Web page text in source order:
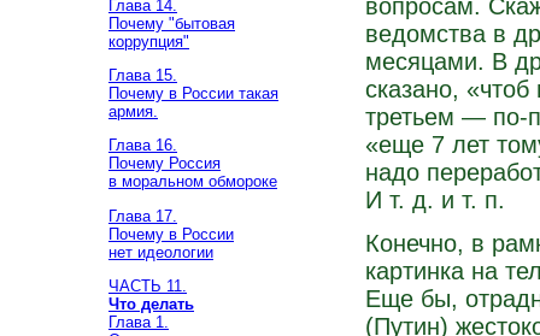
Глава 14.
Почему "бытовая
коррупция"
Глава 15.
Почему в России такая
армия.
Глава 16.
Почему Россия
в моральном обмороке
Глава 17.
Почему в России
нет идеологии
ЧАСТЬ 11.
Что делать
Глава 1.
вопросам.
ведомства в
месяцами. В
сказано,
третьем — по-
«еще 7 лет
надо
И т. д. и т. п.
Конечно, в
картинка на
Еще бы,
(Путин)